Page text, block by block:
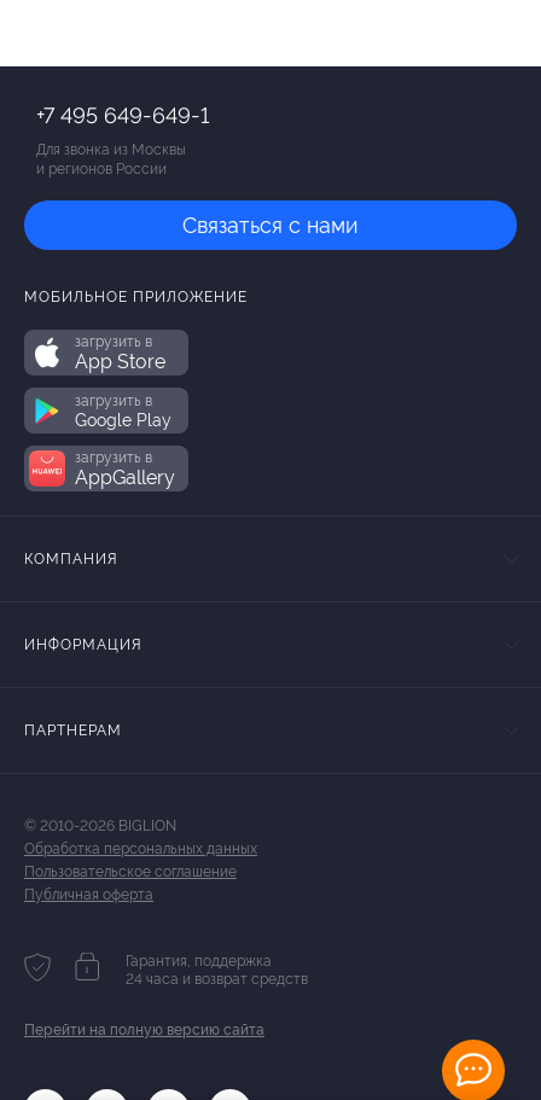
+7 495 649-649-1
Для звонка из Москвы
и регионов России
Связаться с нами
МОБИЛЬНОЕ ПРИЛОЖЕНИЕ
загрузить в
App Store
загрузить в
Google Play
загрузить в
AppGallery
КОМПАНИЯ
ИНФОРМАЦИЯ
ПАРТНЕРАМ
© 2010-2026 BIGLION
Обработка персональных данных
Пользовательское соглашение
Публичная оферта
Гарантия, поддержка
24 часа и возврат средств
Перейти на полную версию сайта